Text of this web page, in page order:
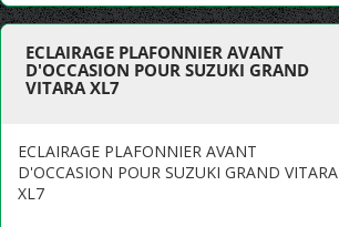
ECLAIRAGE PLAFONNIER AVANT
D'OCCASION POUR SUZUKI GRAND
VITARA XL7
ECLAIRAGE PLAFONNIER AVANT
D'OCCASION POUR SUZUKI GRAND VITARA
XL7